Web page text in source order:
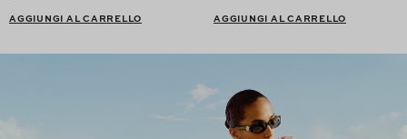
AGGIUNGI AL CARRELLO AGGIUNGI AL CARRELLO